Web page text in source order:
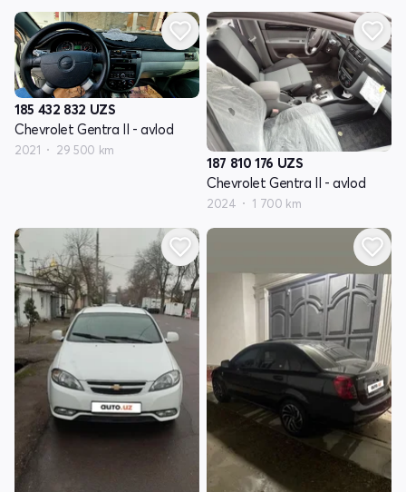
185 432 832 UZS
Chevrolet Gentra II - avlod
2021 29 500 km
187 810 176 UZS
Chevrolet Gentra II - avlod
2024 1 700 km